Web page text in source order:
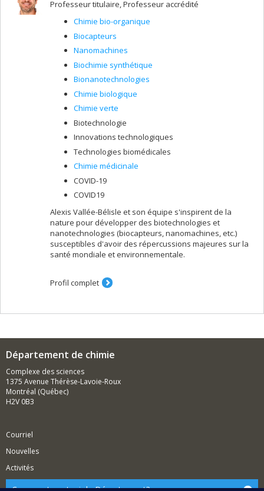
l’activité biologique.
Professeur titulaire, Professeur accrédité
Chimie bio-organique
Biocapteurs
Nanomachines
Biochimie synthétique
Bionanotechnologies
Chimie biologique
Chimie verte
Biotechnologie
Innovations technologiques
Technologies biomédicales
Chimie médicinale
COVID-19
COVID19
Alexis Vallée-Bélisle et son équipe s'inspirent de la
nature pour développer des biotechnologies et
nanotechnologies (biocapteurs, nanomachines, etc.)
susceptibles d'avoir des répercussions majeures sur la
santé mondiale et environnementale.
Profil complet
Département de chimie
Complexe des sciences
1375 Avenue Thérèse-Lavoie-Roux
Montréal (Québec)
H2V 0B3
Courriel
Nouvelles
Activités